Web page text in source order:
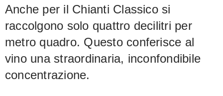
Anche per il Chianti Classico si
raccolgono solo quattro decilitri per
metro quadro. Questo conferisce al
vino una straordinaria, inconfondibile
concentrazione.